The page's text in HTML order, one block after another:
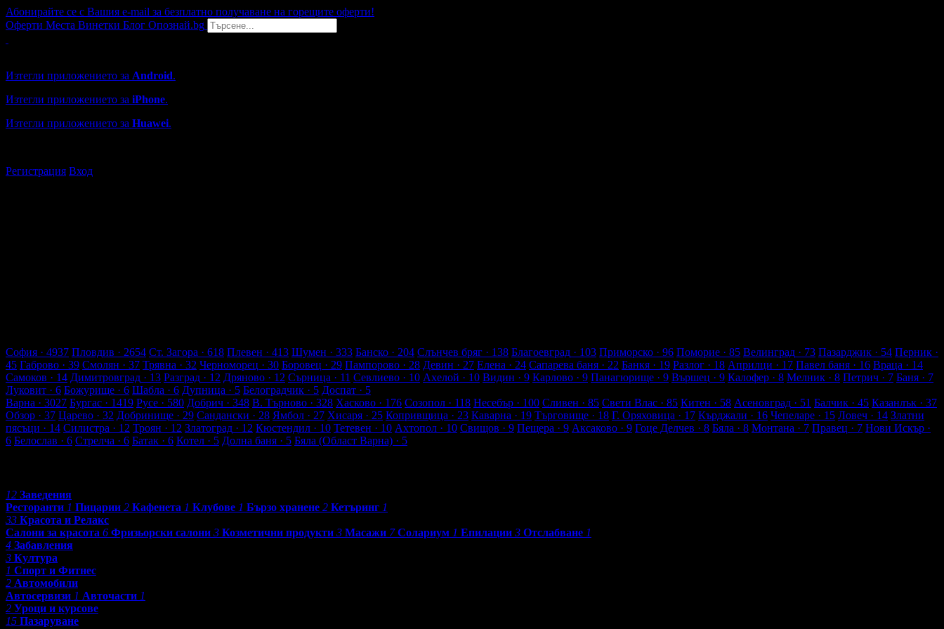
Абонирайте се с Вашия e-mail за безплатно получаване на горещите оферти!
Оферти Места Винетки Блог Опознай.bg
Изтегли приложението за Android.
Изтегли приложението за iPhone.
Изтегли приложението за Huawei.
Регистрация Вход
София · 4937 Пловдив · 2654 Ст. Загора · 618 Плевен · 413 Шумен · 333 Банско · 204 Слънчев бряг · 138 Благоевград · 103 Приморско · 96 Поморие · 85 Велинград · 73 Пазарджик · 54 Перник ·
45 Габрово · 39 Смолян · 37 Трявна · 32 Черноморец · 30 Боровец · 29 Пампорово · 28 Девин · 27 Елена · 24 Сапарева баня · 22 Банкя · 19 Разлог · 18 Априлци · 17 Павел баня · 16 Враца · 14
Самоков · 14 Димитровград · 13 Разград · 12 Дряново · 12 Сърница · 11 Севлиево · 10 Ахелой · 10 Видин · 9 Карлово · 9 Панагюрище · 9 Вършец · 9 Калофер · 8 Мелник · 8 Петрич · 7 Баня · 7
Луковит · 6 Божурище · 6 Шабла · 6 Дупница · 5 Белоградчик · 5 Доспат · 5
Варна · 3027 Бургас · 1419 Русе · 580 Добрич · 348 В. Търново · 328 Хасково · 176 Созопол · 118 Несебър · 100 Сливен · 85 Свети Влас · 85 Китен · 58 Асеновград · 51 Балчик · 45 Казанлък · 37
Обзор · 37 Царево · 32 Добринище · 29 Сандански · 28 Ямбол · 27 Хисаря · 25 Копривщица · 23 Каварна · 19 Търговище · 18 Г. Оряховица · 17 Кърджали · 16 Чепеларе · 15 Ловеч · 14 Златни
пясъци · 14 Силистра · 12 Троян · 12 Златоград · 12 Кюстендил · 10 Тетевен · 10 Ахтопол · 10 Свищов · 9 Пещера · 9 Аксаково · 9 Гоце Делчев · 8 Бяла · 8 Монтана · 7 Правец · 7 Нови Искър ·
6 Белослав · 6 Стрелча · 6 Батак · 6 Котел · 5 Долна баня · 5 Бяла (Област Варна) · 5
12 Заведения
Ресторанти 1 Пицарии 2 Кафенета 1 Клубове 1 Бързо хранене 2 Кетъринг 1
33 Красота и Релакс
Салони за красота 6 Фризьорски салони 3 Козметични продукти 3 Масажи 7 Солариум 1 Епилации 3 Отслабване 1
4 Забавления
3 Култура
1 Спорт и Фитнес
2 Автомобили
Автосервизи 1 Авточасти 1
2 Уроци и курсове
15 Пазаруване